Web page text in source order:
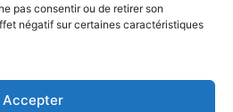
pas consentir ou de retirer son
négatif sur certaines caractéristiques
Accepter
Entrepreneur